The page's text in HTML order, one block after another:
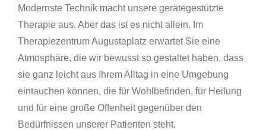
Modernste Technik macht unsere gerätegestützte
Therapie aus. Aber das ist es nicht allein. Im
Therapiezentrum Augustaplatz erwartet Sie eine
Atmosphäre, die wir bewusst so gestaltet haben, dass
sie ganz leicht aus Ihrem Alltag in eine Umgebung
eintauchen können, die für Wohlbefinden, für Heilung
und für eine große Offenheit gegenüber den
Bedürfnissen unserer Patienten steht.